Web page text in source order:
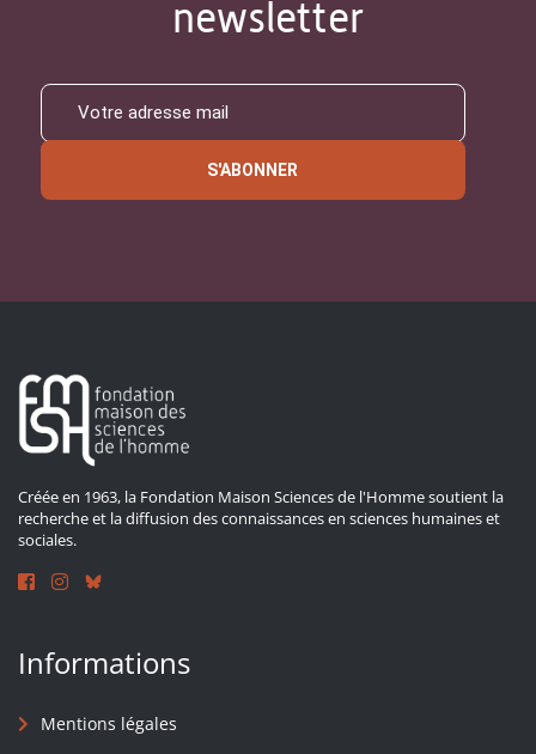
newsletter
S'ABONNER
Créée en 1963, la Fondation Maison Sciences de l'Homme soutient la
recherche et la diffusion des connaissances en sciences humaines et
sociales.
Informations
Mentions légales